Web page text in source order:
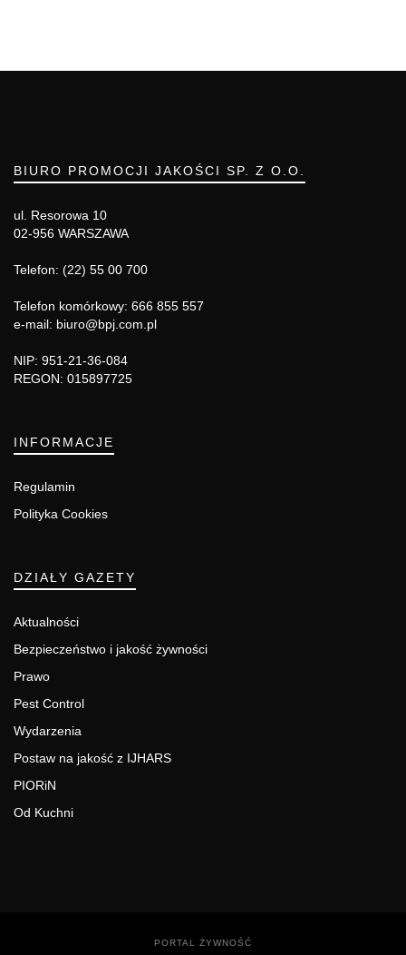
BIURO PROMOCJI JAKOŚCI SP. Z O.O.
ul. Resorowa 10
02-956 WARSZAWA
Telefon: (22) 55 00 700
Telefon komórkowy: 666 855 557
e-mail: biuro@bpj.com.pl
NIP: 951-21-36-084
REGON: 015897725
INFORMACJE
Regulamin
Polityka Cookies
DZIAŁY GAZETY
Aktualności
Bezpieczeństwo i jakość żywności
Prawo
Pest Control
Wydarzenia
Postaw na jakość z IJHARS
PIORiN
Od Kuchni
PORTAL ŻYWNOŚĆ